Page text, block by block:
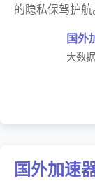
的隐私保驾护航
国外
大数
国外加速